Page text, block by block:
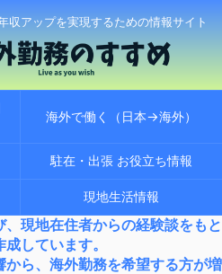
収アップを実現するための情報サイト
海外で働く（日本→海外）
駐在・出張 お役立ち情報
現地生活情報
現地在住者からの経験談をもと
しています。
ら、海外勤務を希望する方が増